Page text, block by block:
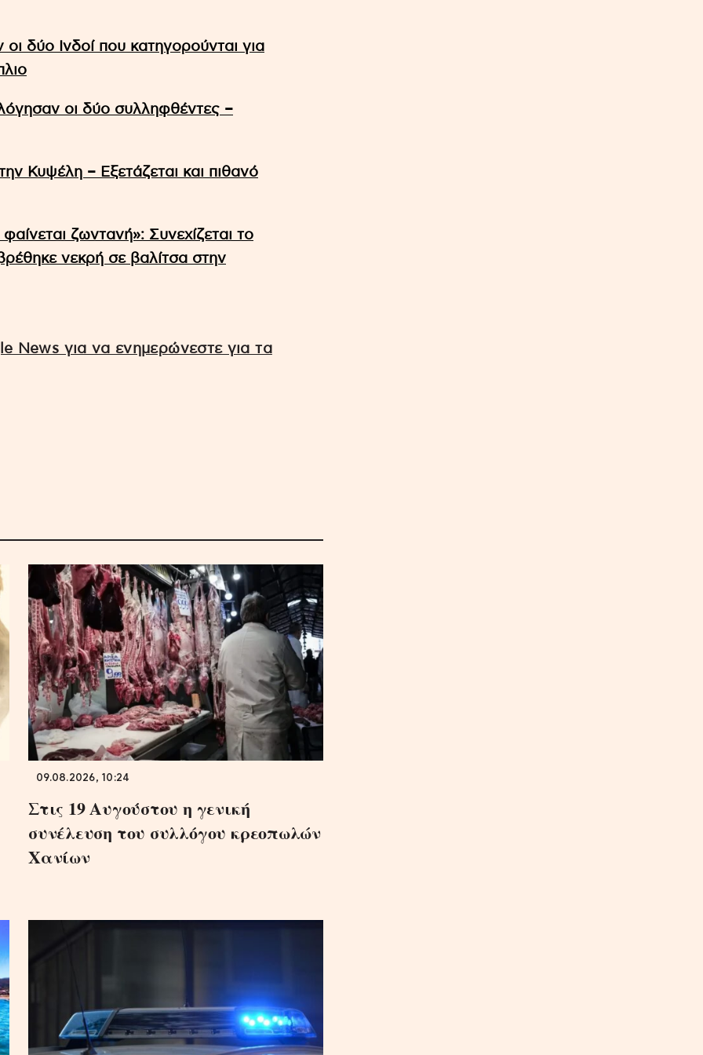
δύο Ινδοί που κατηγορούνται για
οι δύο συλληφθέντες –
Κυψέλη – Εξετάζεται και πιθανό
ζωντανή»: Συνεχίζεται το
νεκρή σε βαλίτσα στην
News για να ενημερώνεστε για τα
09.08.2026, 10:24
Στις 19 Αυγούστου η γενική
συνέλευση του συλλόγου κρεοπωλών
Χανίων